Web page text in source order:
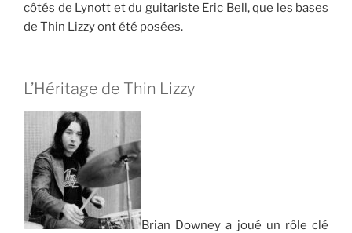
côtés de Lynott et du guitariste Eric Bell, que les bases
de Thin Lizzy ont été posées.
L’Héritage de Thin Lizzy
Brian Downey a joué un rôle clé